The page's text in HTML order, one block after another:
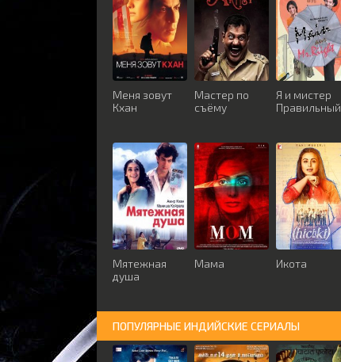
Меня зовут
Кхан
Мастер по
съёму
Я и мистер
Правильный
Мятежная
душа
Мама Икота
ПОПУЛЯРНЫЕ ИНДИЙСКИЕ СЕРИАЛЫ